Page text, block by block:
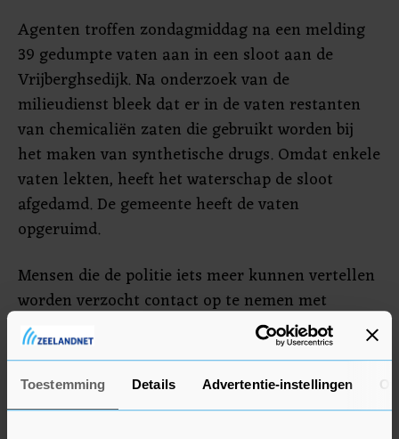
Toestemming Details Advertentie-instellingen
Agenten troffen zondagmiddag na een melding
39 gedumpte vaten aan in een sloot aan de
Vrijberghsedijk. Na onderzoek van de
milieudienst bleek dat er in de vaten restanten
van chemicaliën zaten die gebruikt worden bij
het maken van synthetische drugs. Omdat enkele
vaten lekten, heeft het waterschap de sloot
afgedamd. De gemeente heeft de vaten
opgeruimd.
Mensen die de politie iets meer kunnen vertellen
worden verzocht contact op te nemen met
telefoonnummer 0900-8844 of via het politie
WhatsApp nummer 06-1220 7006. Anoniem
bellen kan ook via 0800-7000. Het is ook
mogelijk een tipformulier in te vullen.